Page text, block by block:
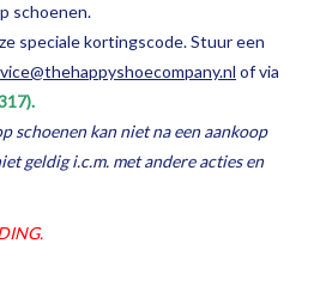
schoenen.
speciale kortingscode. Stuur een
of via
schoenen kan niet na een aankoop
geldig i.c.m. met andere acties en